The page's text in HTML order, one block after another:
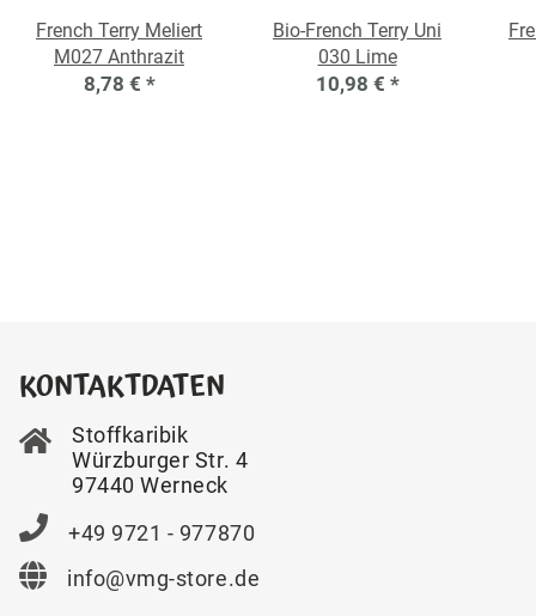
French Terry Meliert
M027 Anthrazit
8,78 € *
Bio-French Terry Uni
030 Lime
10,98 € *
KONTAKTDATEN
Stoffkaribik
Würzburger Str. 4
97440 Werneck
+49 9721 - 977870
info@vmg-store.de